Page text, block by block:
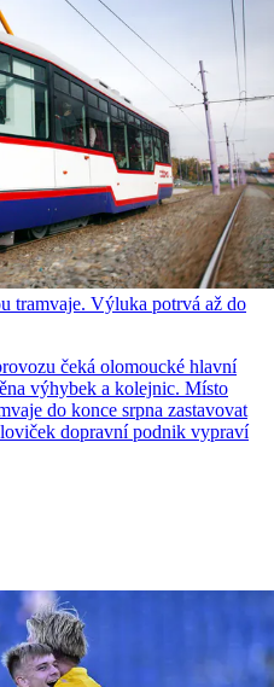
tramvaje. Výluka potrvá až do
čeká olomoucké hlavní
výhybek a kolejnic. Místo
do konce srpna zastavovat
dopravní podnik vypraví